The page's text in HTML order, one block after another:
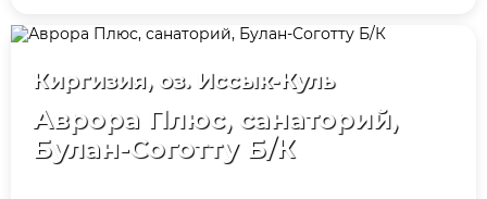
Киргизия, оз. Иссык-Куль
Аврора Плюс, санаторий,
Булан-Соготту Б/К